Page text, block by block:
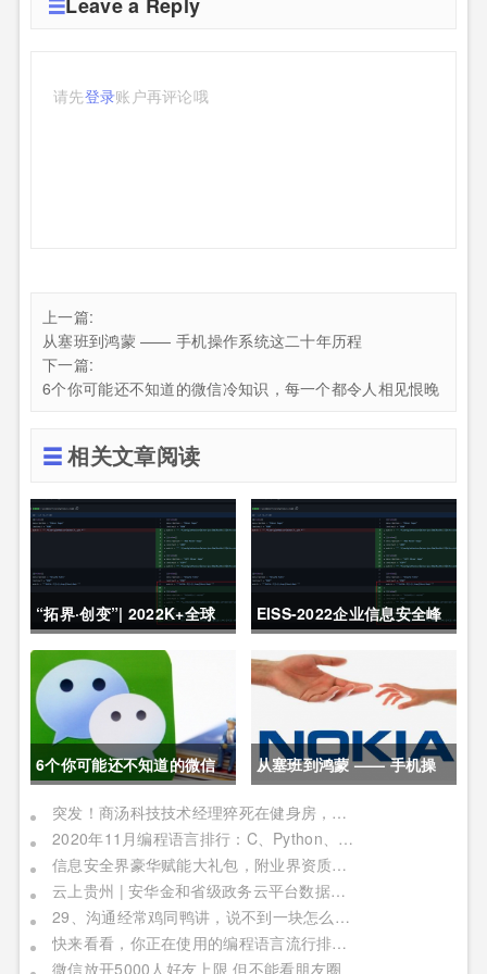
Leave a Reply
请先登录账户再评论哦
上一篇:
从塞班到鸿蒙 —— 手机操作系统这二十年历程
下一篇:
6个你可能还不知道的微信冷知识，每一个都令人相见恨晚
相关文章阅读
“拓界·创变”| 2022K+全球
软件研发行业创新峰会上海
站敬请期待！
EISS-2022企业信息安全峰
会之深圳站 10月28日成功
举办
6个你可能还不知道的微信
冷知识，每一个都令人相见
恨晚
从塞班到鸿蒙 —— 手机操
作系统这二十年历程
突发！商汤科技技术经理猝死在健身房，网友：996福报何时是个头
2020年11月编程语言排行：C、Python、Java
信息安全界豪华赋能大礼包，附业界资质证书备考指南！
云上贵州 | 安华金和省级政务云平台数据安全实践
29、沟通经常鸡同鸭讲，说不到一块怎么办？
快来看看，你正在使用的编程语言流行排行榜！别被时代淘汰了
微信放开5000人好友上限 但不能看朋友圈